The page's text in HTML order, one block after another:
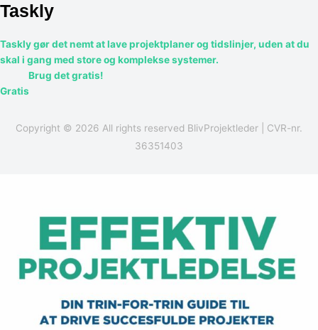
Taskly
Taskly gør det nemt at lave projektplaner og tidslinjer, uden at du
skal i gang med store og komplekse systemer.
Brug det gratis!
Gratis
Copyright © 2026 All rights reserved BlivProjektleder | CVR-nr.
36351403